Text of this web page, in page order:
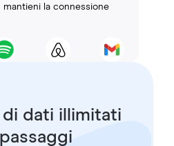
mantieni la connessione
dati illimitati